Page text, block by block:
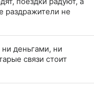
раздражители не
ни деньгами, ни
связи стоит